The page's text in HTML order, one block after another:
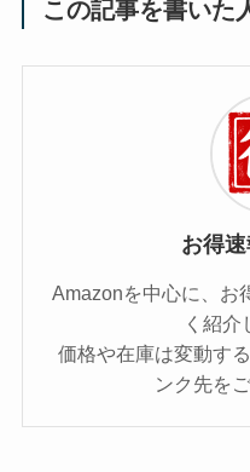
この記事を書いた
お得
Amazonを中心に、お
く紹介
価格や在庫は変動す
ンク先を